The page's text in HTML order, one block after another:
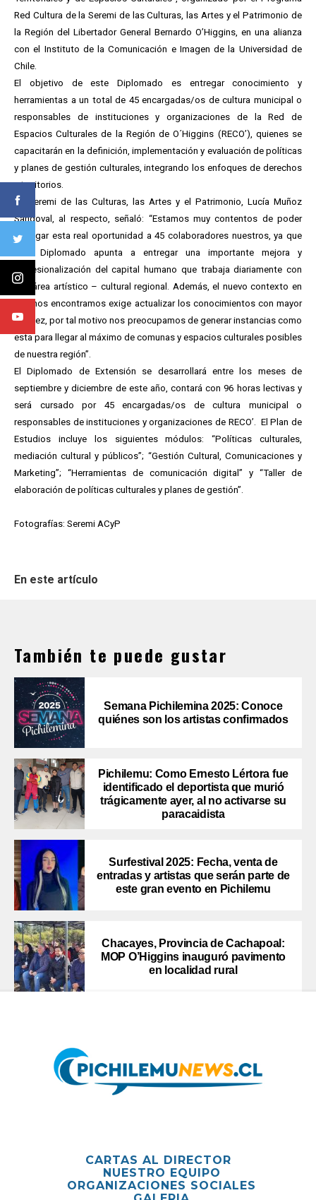
Red Cultura de la Seremi de las Culturas, las Artes y el Patrimonio de
la Región del Libertador General Bernardo O’Higgins, en una alianza
con el Instituto de la Comunicación e Imagen de la Universidad de
Chile.
El objetivo de este Diplomado es entregar conocimiento y
herramientas a un total de 45 encargadas/os de cultura municipal o
responsables de instituciones y organizaciones de la Red de
Espacios Culturales de la Región de O´Higgins (RECO’), quienes se
capacitarán en la definición, implementación y evaluación de políticas
y planes de gestión culturales, integrando los enfoques de derechos
y territorios.
La Seremi de las Culturas, las Artes y el Patrimonio, Lucía Muñoz
Sandoval, al respecto, señaló: “Estamos muy contentos de poder
entregar esta real oportunidad a 45 colaboradores nuestros, ya que
este Diplomado apunta a entregar una importante mejora y
profesionalización del capital humano que trabaja diariamente con
las área artístico – cultural regional. Además, el nuevo contexto en
que nos encontramos exige actualizar los conocimientos con mayor
rapidez, por tal motivo nos preocupamos de generar instancias como
esta para llegar al máximo de comunas y espacios culturales posibles
de nuestra región”.
El Diplomado de Extensión se desarrollará entre los meses de
septiembre y diciembre de este año, contará con 96 horas lectivas y
será cursado por 45 encargadas/os de cultura municipal o
responsables de instituciones y organizaciones de RECO’. El Plan de
Estudios incluye los siguientes módulos: “Políticas culturales,
mediación cultural y públicos”; “Gestión Cultural, Comunicaciones y
Marketing”; “Herramientas de comunicación digital” y “Taller de
elaboración de políticas culturales y planes de gestión”.
Fotografías: Seremi ACyP
En este artículo
También te puede gustar
Semana Pichilemina 2025: Conoce
quiénes son los artistas confirmados
Pichilemu: Como Ernesto Lértora fue
identificado el deportista que murió
trágicamente ayer, al no activarse su
paracaidista
Surfestival 2025: Fecha, venta de
entradas y artistas que serán parte de
este gran evento en Pichilemu
Chacayes, Provincia de Cachapoal:
MOP O’Higgins inauguró pavimento
en localidad rural
CARTAS AL DIRECTOR
NUESTRO EQUIPO
ORGANIZACIONES SOCIALES